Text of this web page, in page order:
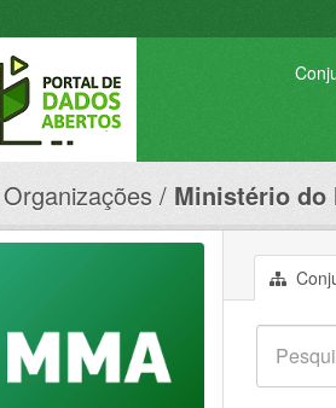
Organizações Ministério do